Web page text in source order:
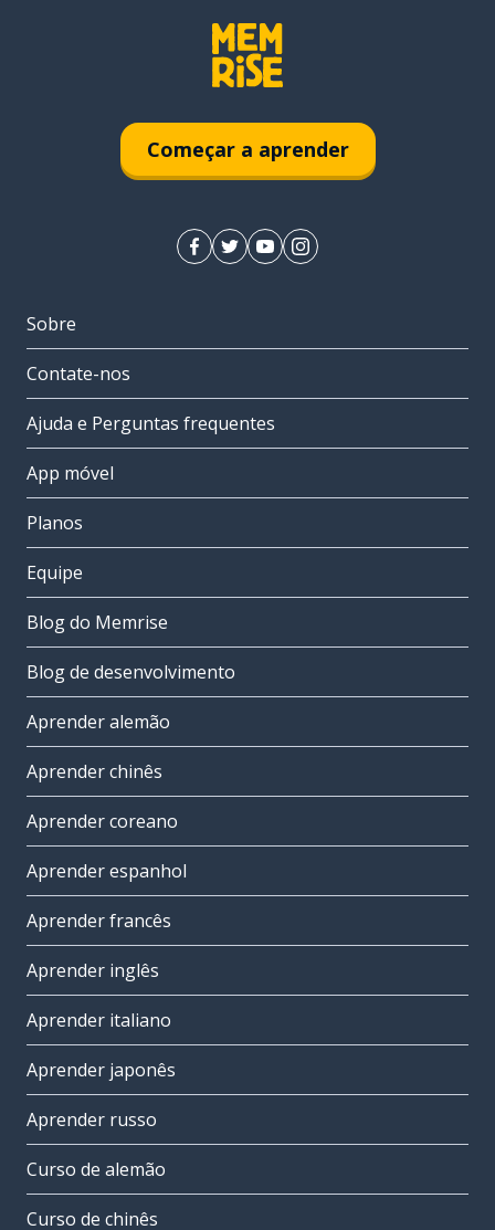
Começar a aprender
Sobre
Contate-nos
Ajuda e Perguntas frequentes
App móvel
Planos
Equipe
Blog do Memrise
Blog de desenvolvimento
Aprender alemão
Aprender chinês
Aprender coreano
Aprender espanhol
Aprender francês
Aprender inglês
Aprender italiano
Aprender japonês
Aprender russo
Curso de alemão
Curso de chinês